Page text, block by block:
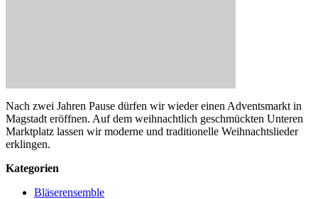
Nach zwei Jahren Pause dürfen wir wieder einen Adventsmarkt in
Magstadt eröffnen. Auf dem weihnachtlich geschmückten Unteren
Marktplatz lassen wir moderne und traditionelle Weihnachtslieder
erklingen.
Kategorien
Bläserensemble